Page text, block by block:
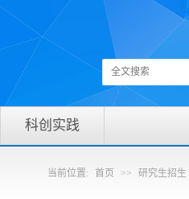
科创实践
当前位置: 首页 >> 研究生招生